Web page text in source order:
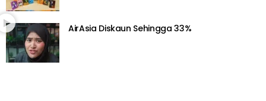
AirAsia Diskaun Sehingga 33%